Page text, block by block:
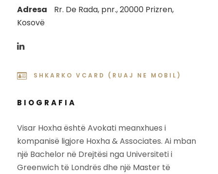
Adresa
Rr. De Rada, pnr., 20000 Prizren,
Kosovë
SHKARKO VCARD (RUAJ NE MOBIL)
BIOGRAFIA
Visar Hoxha është Avokati meanxhues i
kompanisë ligjore Hoxha & Associates. Ai mban
një Bachelor në Drejtësi nga Universiteti i
Greenwich të Londrës dhe një Master të